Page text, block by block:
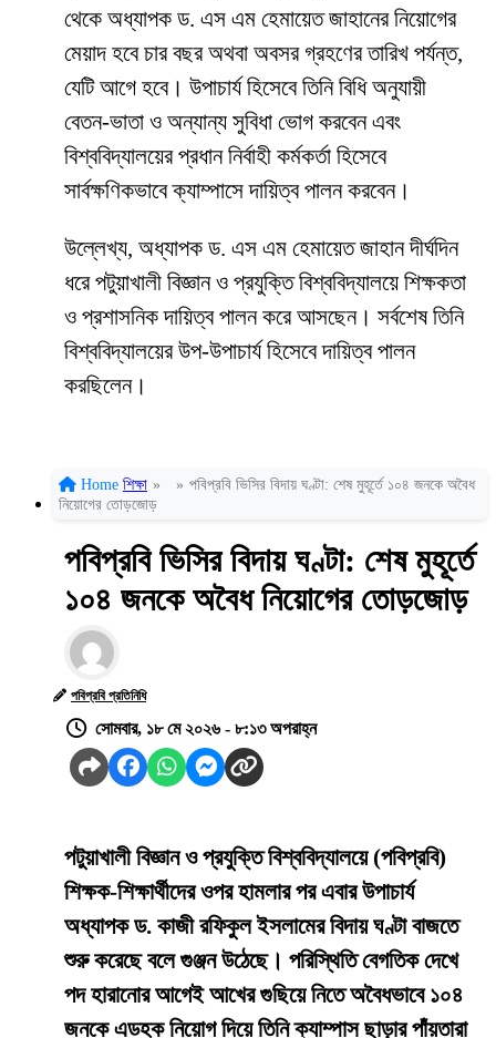
থেকে অধ্যাপক ড. এস এম হেমায়েত জাহানের নিয়োগের
মেয়াদ হবে চার বছর অথবা অবসর গ্রহণের তারিখ পর্যন্ত,
যেটি আগে হবে। উপাচার্য হিসেবে তিনি বিধি অনুযায়ী
বেতন-ভাতা ও অন্যান্য সুবিধা ভোগ করবেন এবং
বিশ্ববিদ্যালয়ের প্রধান নির্বাহী কর্মকর্তা হিসেবে
সার্বক্ষণিকভাবে ক্যাম্পাসে দায়িত্ব পালন করবেন।
উল্লেখ্য, অধ্যাপক ড. এস এম হেমায়েত জাহান দীর্ঘদিন
ধরে পটুয়াখালী বিজ্ঞান ও প্রযুক্তি বিশ্ববিদ্যালয়ে শিক্ষকতা
ও প্রশাসনিক দায়িত্ব পালন করে আসছেন। সর্বশেষ তিনি
বিশ্ববিদ্যালয়ের উপ-উপাচার্য হিসেবে দায়িত্ব পালন
করছিলেন।
Home শিক্ষা » » পবিপ্রবি ভিসির বিদায় ঘণ্টা: শেষ মুহূর্তে ১০৪ জনকে অবৈধ
নিয়োগের তোড়জোড়
পবিপ্রবি ভিসির বিদায় ঘণ্টা: শেষ মুহূর্তে
১০৪ জনকে অবৈধ নিয়োগের তোড়জোড়
পবিপ্রবি প্রতিনিধি
সোমবার, ১৮ মে ২০২৬ - ৮:১৩ অপরাহ্ন
পটুয়াখালী বিজ্ঞান ও প্রযুক্তি বিশ্ববিদ্যালয়ে (পবিপ্রবি)
শিক্ষক-শিক্ষার্থীদের ওপর হামলার পর এবার উপাচার্য
অধ্যাপক ড. কাজী রফিকুল ইসলামের বিদায় ঘণ্টা বাজতে
শুরু করেছে বলে গুঞ্জন উঠেছে। পরিস্থিতি বেগতিক দেখে
পদ হারানোর আগেই আখের গুছিয়ে নিতে অবৈধভাবে ১০৪
জনকে এডহক নিয়োগ দিয়ে তিনি ক্যাম্পাস ছাড়ার পাঁয়তারা